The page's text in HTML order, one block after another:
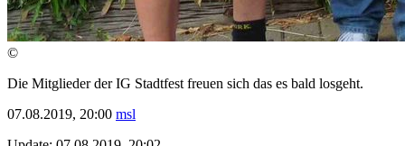
©
Die Mitglieder der IG Stadtfest freuen sich das es bald losgeht.
07.08.2019, 20:00 msl